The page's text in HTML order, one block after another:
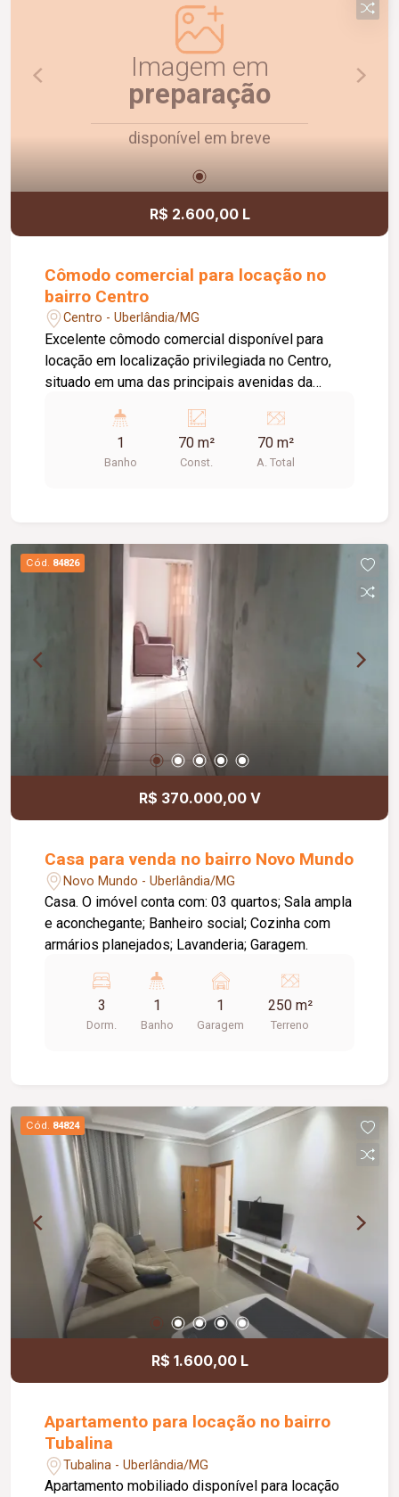
Agende uma visita e conheça!
Imagem em
preparação
disponível em breve
R$ 2.600,00 L
Cômodo comercial para locação no
bairro Centro
Centro - Uberlândia/MG
Excelente cômodo comercial disponível para
locação em localização privilegiada no Centro,
situado em uma das principais avenidas da
grande visibilidade e fácil acesso. O imóvel
possui aproximadamente 70 m² de área,
dispondo de 01 banheiro, 01 depósito, 02 portas
1
Banho
70 m²
Const.
70 m²
A. Total
Cód. 84826
R$ 370.000,00 V
Casa para venda no bairro Novo Mundo
Novo Mundo - Uberlândia/MG
Casa. O imóvel conta com: 03 quartos; Sala ampla
e aconchegante; Banheiro social; Cozinha com
armários planejados; Lavanderia; Garagem.
3
Dorm.
1
Banho
1
Garagem
250 m²
Terreno
Cód. 84824
R$ 1.600,00 L
Apartamento para locação no bairro
Tubalina
Tubalina - Uberlândia/MG
Apartamento mobiliado disponível para locação